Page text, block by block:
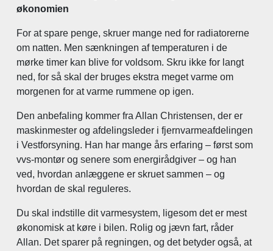
økonomien
For at spare penge, skruer mange ned for radiatorerne
om natten. Men sænkningen af temperaturen i de
mørke timer kan blive for voldsom. Skru ikke for langt
ned, for så skal der bruges ekstra meget varme om
morgenen for at varme rummene op igen.
Den anbefaling kommer fra Allan Christensen, der er
maskinmester og afdelingsleder i fjernvarmeafdelingen
i Vestforsyning. Han har mange års erfaring – først som
vvs-montør og senere som energirådgiver – og han
ved, hvordan anlæggene er skruet sammen – og
hvordan de skal reguleres.
Du skal indstille dit varmesystem, ligesom det er mest
økonomisk at køre i bilen. Rolig og jævn fart, råder
Allan. Det sparer på regningen, og det betyder også, at